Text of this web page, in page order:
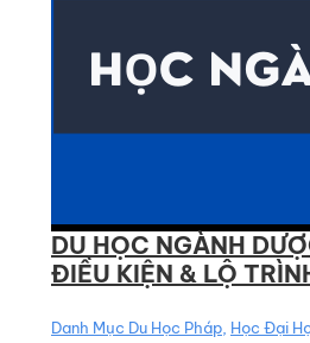
DU HỌC NGÀNH
ĐIỀU KIỆN & LỘ
Danh Mục Du Học Pháp Học Đại